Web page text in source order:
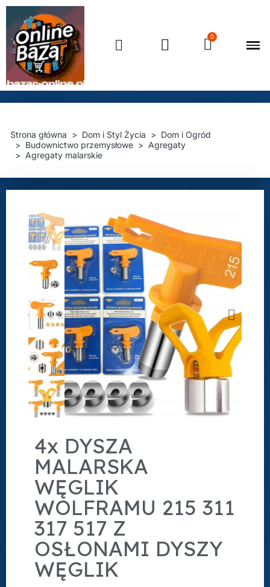
Strona główna Dom i Styl Życia
Dom i Ogród
Budownictwo przemysłowe
Agregaty
Agregaty malarskie
4x DYSZA
MALARSKA
WĘGLIK
WOLFRAMU 215 311
317 517 Z
OSŁONAMI DYSZY
WĘGLIK